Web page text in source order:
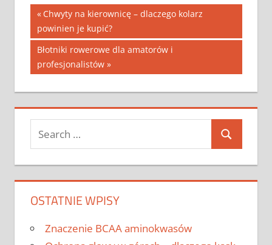
Nawigacja
wpisu
Previous
Post:
Chwyty na kierownicę – dlaczego kolarz
powinien je kupić?
Next
Post:
Błotniki rowerowe dla amatorów i
profesjonalistów
Search
for:
Search
OSTATNIE WPISY
Znaczenie BCAA aminokwasów